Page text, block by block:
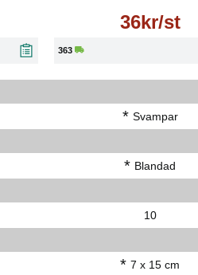
36kr/st
363
* Svampar
* Blandad
10
* 7 x 15 cm